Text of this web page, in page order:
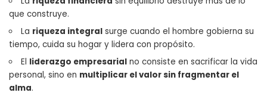
que construye.
La riqueza integralsurge cuando el hombre gobierna su
tiempo, cuida su hogar y lidera con propósito.
El liderazgo empresarialno consiste en sacrificar la vida
personal, sino en multiplicar el valor sin fragmentar el
alma.